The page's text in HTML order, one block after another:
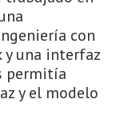
con
una interfaz
permitía
y el modelo